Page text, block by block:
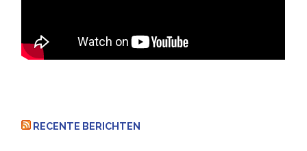
RECENTE BERICHTEN